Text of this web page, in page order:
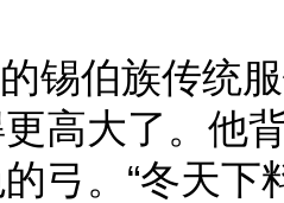
伯族传统服
高大了。他
弓。“冬天